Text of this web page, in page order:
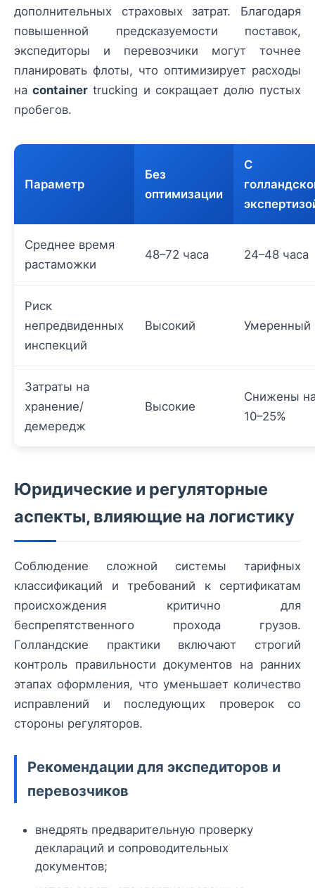
дополнительных страховых затрат. Благодаря
повышенной предсказуемости поставок,
экспедиторы и перевозчики могут точнее
планировать флоты, что оптимизирует расходы
наcontainer trucking и сокращает долю пустых
пробегов.
Параметр
Без
оптимизации
С
Среднее время
растаможки
48–72 часа 24–48 часа
Риск
непредвиденных
инспекций
Высокий Умеренный
Затраты на
хранение/
демередж
Высокие
Снижены
10–25%
Юридические и регуляторные
аспекты, влияющие на логистику
Соблюдение сложной системы тарифных
классификаций и требований к сертификатам
происхождения критично для
беспрепятственного прохода грузов.
Голландские практики включают строгий
контроль правильности документов на ранних
этапах оформления, что уменьшает количество
исправлений и последующих проверок со
стороны регуляторов.
Рекомендации для экспедиторов и
перевозчиков
внедрять предварительную проверку
деклараций и сопроводительных
документов;